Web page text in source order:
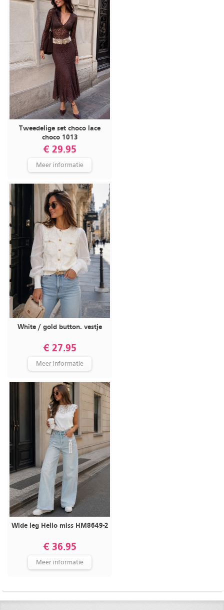
Tweedelige set choco lace
choco 1013
€ 29.95
Meer informatie
White / gold button. vestje
€ 27.95
Meer informatie
Wide leg Hello miss HM8649-2
€ 36.95
Meer informatie